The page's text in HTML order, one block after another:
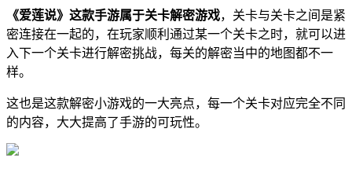
《爱莲说》这款手游属于关卡解密游戏，关卡与关卡之间是紧
密连接在一起的，在玩家顺利通过某一个关卡之时，就可以进
入下一个关卡进行解密挑战，每关的解密当中的地图都不一
样。
这也是这款解密小游戏的一大亮点，每一个关卡对应完全不同
的内容，大大提高了手游的可玩性。